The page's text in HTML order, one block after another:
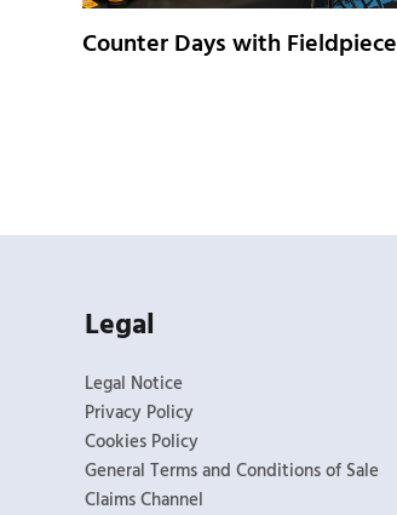
Counter Days with Fieldpiece
Legal
Legal Notice
Privacy Policy
Cookies Policy
General Terms and Conditions of Sale
Claims Channel